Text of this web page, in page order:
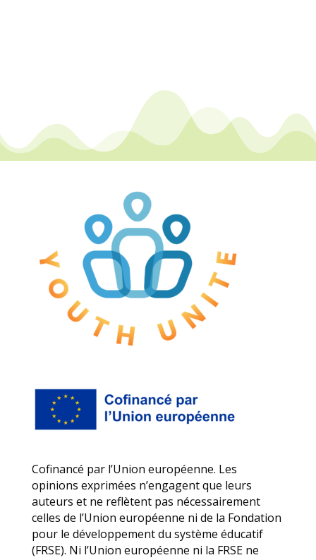
Cofinancé par l’Union européenne. Les
opinions exprimées n’engagent que leurs
auteurs et ne reflètent pas nécessairement
celles de l’Union européenne ni de la Fondation
pour le développement du système éducatif
(FRSE). Ni l’Union européenne ni la FRSE ne